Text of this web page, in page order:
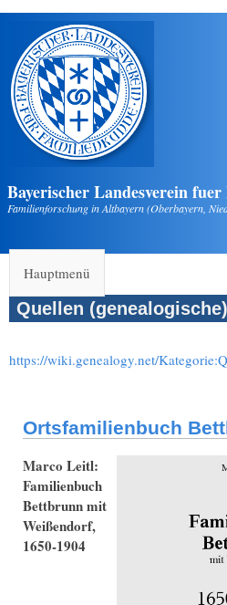
Direkt zum Inhalt
Bayerischer Landesverein
Familienforschung in Altbayern (Oberbayern,
Hauptmenü
Quellen (genealogische)
https://wiki.genealogy.net/
Ortsfamilienbuch
Marco Leitl:
Familienbuch
Bettbrunn mit
Weißendorf,
1650-1904